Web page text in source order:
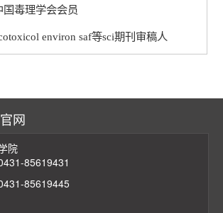
国毒理学会会员
environ saf等sci期刊审稿人
网
院
85619431
85619445